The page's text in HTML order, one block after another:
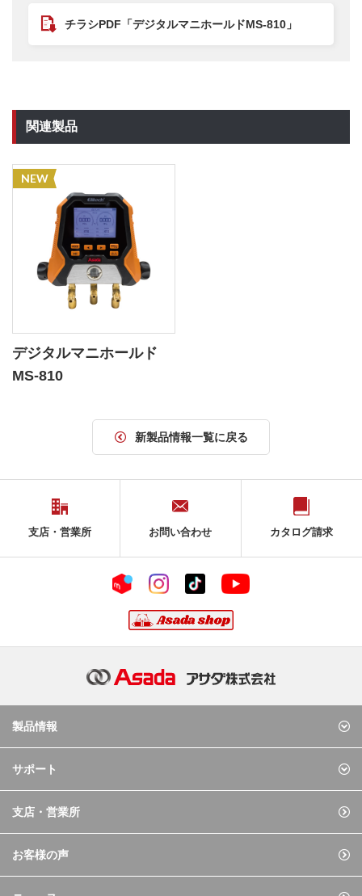
チラシPDF「デジタルマニホールドMS-810」
関連製品
NEW
デジタルマニホールド
MS-810
新製品情報一覧に戻る
支店・営業所 お問い合わせ カタログ請求
製品情報
サポート
支店・営業所
お客様の声